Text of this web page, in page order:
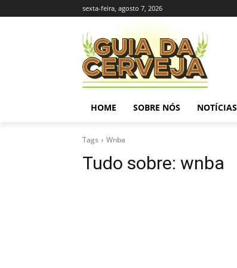
sexta-feira, agosto 7, 2026
HOME SOBRE NÓS NOTÍCIAS
Tags Wnba
Tudo sobre: wnba